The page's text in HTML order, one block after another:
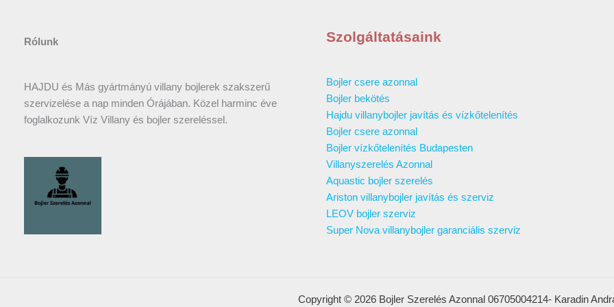
Rólunk
HAJDU és Más gyártmányú villany bojlerek szakszerű
szervizelése a nap minden Órájában. Közel harminc éve
foglalkozunk Víz Villany és bojler szereléssel.
Szolgáltatásaink
Bojler csere azonnal
Bojler bekötés
Hajdu villanybojler javítás és vízkőtelenítés
Bojler csere azonnal
Bojler vízkőtelenítés Budapesten
Villanyszerelés Azonnal
Aquastic bojler szerelés
Ariston villanybojler javítás és szerviz
LEOV bojler szerviz
Super Nova villanybojler garanciális szerviz
Copyright © 2026 Bojler Szerelés Azonnal 06705004214- Karadin